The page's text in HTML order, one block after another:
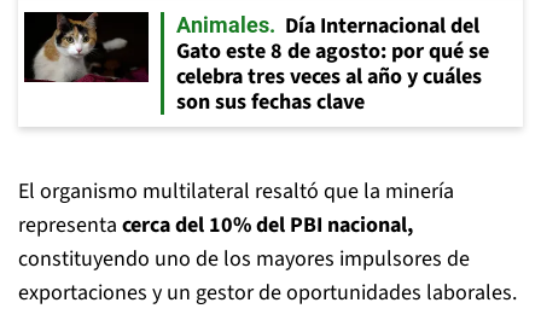
Animales
Día Internacional del
Gato este 8 de agosto: por qué se
celebra tres veces al año y cuáles
son sus fechas clave
El organismo multilateral resaltó que la minería
representa cerca del 10% del PBI nacional,
constituyendo uno de los mayores impulsores de
exportaciones y un gestor de oportunidades laborales.